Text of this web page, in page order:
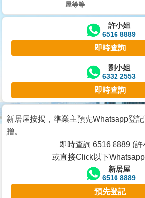
交
業
主
宅
谷
按
屋等等
許小姐
6516 8889
即時查詢
劉小姐
6332 2553
即時查詢
新居屋按揭，準業主預先Whatsapp登
贈。
即時查詢 6516 8889 (許
或直接Click以下Whatsapp
新居屋
6516 8889
預先登記